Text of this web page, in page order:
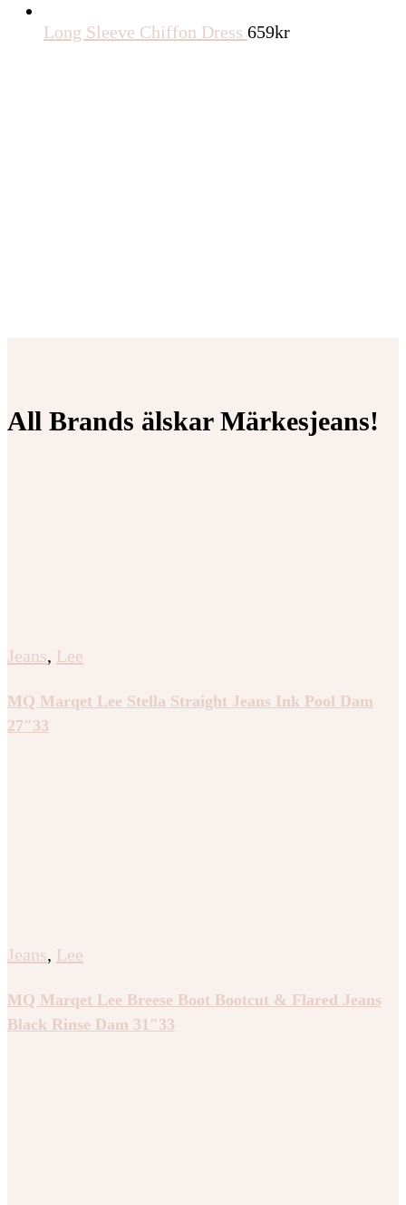
Long Sleeve Chiffon Dress 659kr
All Brands älskar Märkesjeans!
Jeans, Lee
MQ Marqet Lee Stella Straight Jeans Ink Pool Dam
27″33
Jeans, Lee
MQ Marqet Lee Breese Boot Bootcut & Flared Jeans
Black Rinse Dam 31″33